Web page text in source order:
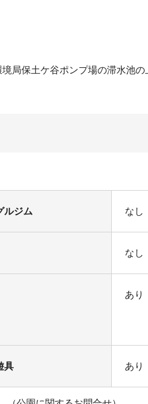
局保土ケ谷ポンプ場の滞水池の
ルジム なし
なし
あり
具 あり